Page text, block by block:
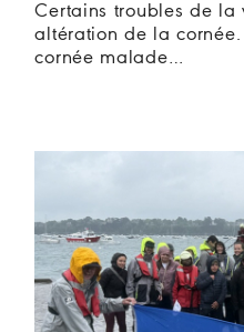
Certains troubles de la
altération de la
cornée malade…